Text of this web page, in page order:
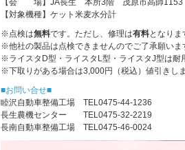
【会 場】JA長生 本所3階 茂原市高師1153
【対象機種】ケット米麦水分計
※点検は無料です。ただし、修理は有料となりま
※他社の製品は点検できませんのでご了承願いま
※ライスタD型・ライスタL型・ライスタJ型は耐
※下取りがある場合は3,000円（税込）値引きし
■お問い合せ■
睦沢自動車整備工場 TEL0475-44-1236
長生農機センター TEL0475-32-2219
長南自動車整備工場 TEL0475-46-0024